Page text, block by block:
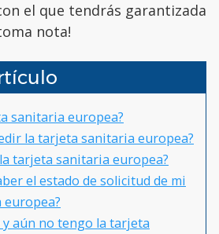
el que tendrás garantizada
nota!
sanitaria europea?
la tarjeta sanitaria europea?
tarjeta sanitaria europea?
el estado de solicitud de mi
aún no tengo la tarjeta